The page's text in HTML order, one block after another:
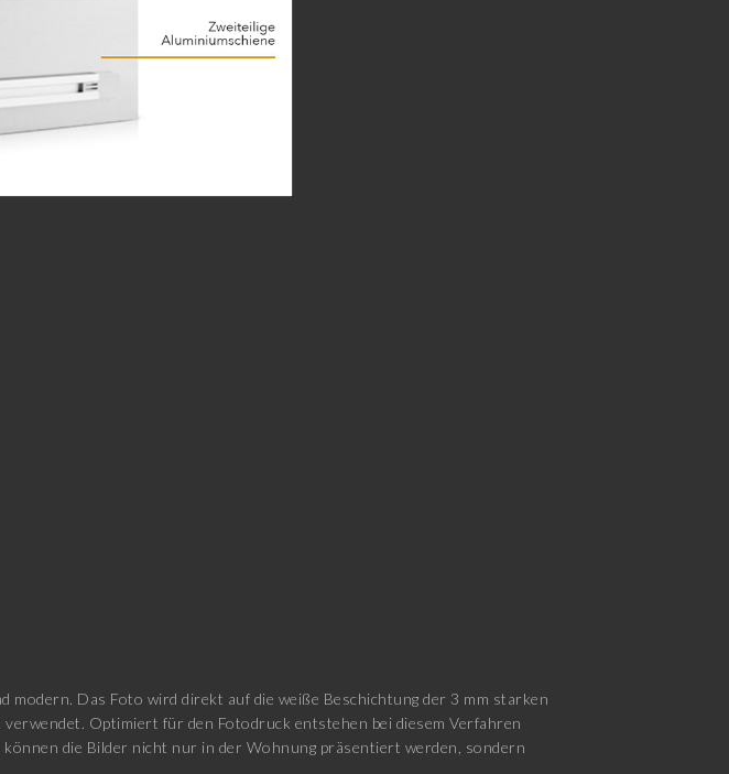
Das Foto wird direkt auf die weiße Beschichtung der 3 mm starken
Optimiert für den Fotodruck entstehen bei diesem Verfahren
die Bilder nicht nur in der Wohnung präsentiert werden, sondern